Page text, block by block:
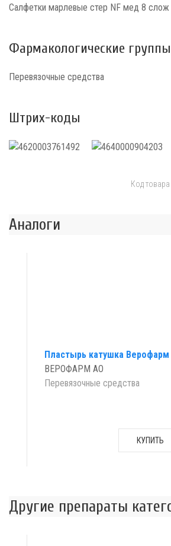
Салфетки марлевые стер NF мед 8 слож
Фармакологические группы
Перевязочные средства
Штрих-коды
Код товара
Аналоги
Пластырь катушка Верофарм
ВЕРОФАРМ АО
Перевязочные средства
КУПИТЬ
Другие препараты